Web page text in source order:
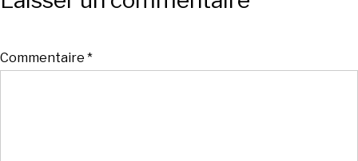
Commentaire *